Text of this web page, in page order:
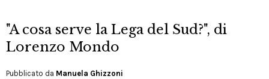
"A cosa serve la Lega del Sud?", di
Lorenzo Mondo
Pubblicato da Manuela Ghizzoni